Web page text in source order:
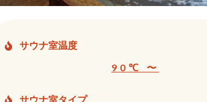
サウナ室温度
90℃ 〜
サウナ室タイプ